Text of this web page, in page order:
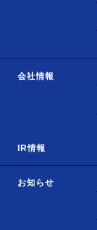
会社情報
IR情報
お知らせ